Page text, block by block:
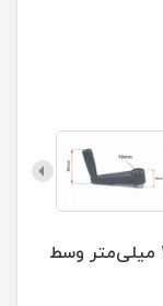
دسته هندلی پلاستیکی مشکی طول 130 میلی‌متر وسط